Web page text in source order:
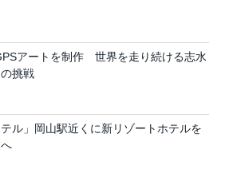
アートを制作 世界を走り続ける志水
挑戦
テル」岡山駅近くに新リゾートホテルを